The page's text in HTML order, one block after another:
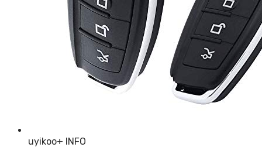
uyikoo+ INFO